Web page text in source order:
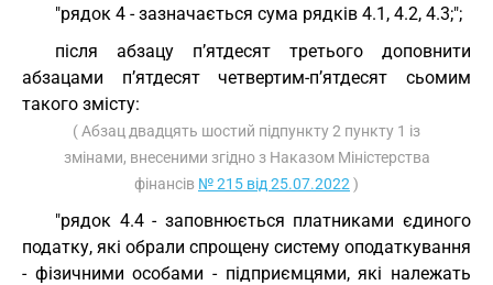
"рядок 4 - зазначається сума рядків 4.1, 4.2, 4.3;";
після абзацу п’ятдесят третього доповнити
абзацами п’ятдесят четвертим-п’ятдесят сьомим
такого змісту:
( Абзац двадцять шостий підпункту 2 пункту 1 із
змінами, внесеними згідно з Наказом Міністерства
фінансів № 215 від 25.07.2022 )
"рядок 4.4 - заповнюється платниками єдиного
податку, які обрали спрощену систему оподаткування
- фізичними особами - підприємцями, які належать